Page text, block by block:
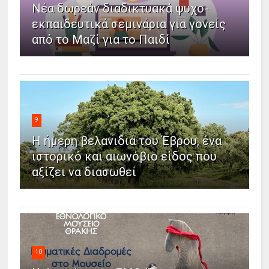
Νέα δωρεάν διαδικτυακά ψυχο-
εκπαιδευτικά σεμινάρια για γονείς
από το Μαζί για το Παιδί
9
Η ήμερη βελανιδιά του Έβρου, ένα
ιστορικό και αιωνόβιο είδος που
αξίζει να διασωθεί
10